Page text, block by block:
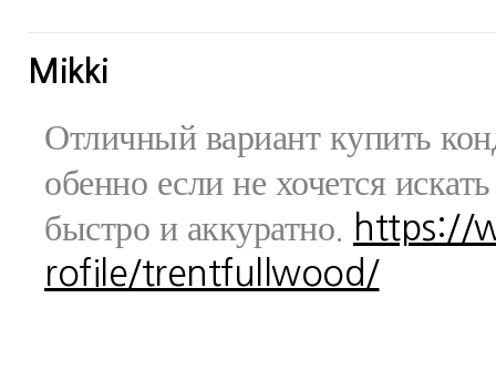
Mikki
Отличный вариант купить
обенно если не хочется
быстро и аккуратно.
https://
rofile/trentfullwood/